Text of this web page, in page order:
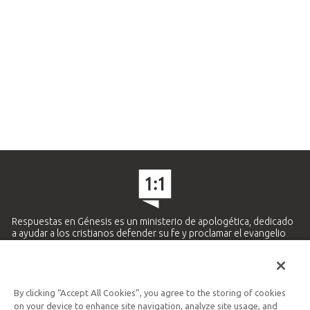
Respuestas en Génesis es un ministerio de apologética, dedicado
a ayudar a los cristianos defender su fe y proclamar el evangelio
Ministerio Hispano y Latinoamericano
By clicking “Accept All Cookies”, you agree to the storing of cookies
on your device to enhance site navigation, analyze site usage, and